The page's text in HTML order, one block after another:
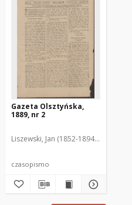
Gazeta Olsztyńska,
1889, nr 2
Liszewski, Jan (1852-1894). Red.
czasopismo